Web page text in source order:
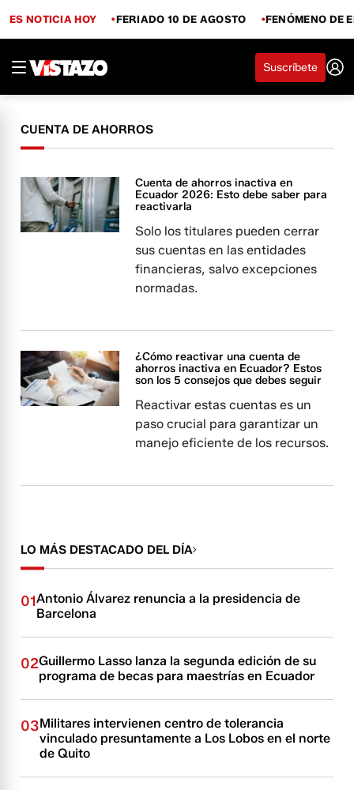
ES NOTICIA HOY FERIADO 10 DE AGOSTO FENÓMENO DE
Suscríbete
CUENTA DE AHORROS
Cuenta de ahorros inactiva en
Ecuador 2026: Esto debe saber para
reactivarla
Solo los titulares pueden cerrar
sus cuentas en las entidades
financieras, salvo excepciones
normadas.
¿Cómo reactivar una cuenta de
ahorros inactiva en Ecuador? Estos
son los 5 consejos que debes seguir
Reactivar estas cuentas es un
paso crucial para garantizar un
manejo eficiente de los recursos.
LO MÁS DESTACADO DEL DÍA
01Antonio Álvarez renuncia a la presidencia de
Barcelona
02Guillermo Lasso lanza la segunda edición de su
programa de becas para maestrías en Ecuador
03Militares intervienen centro de tolerancia
vinculado presuntamente a Los Lobos en el norte
de Quito